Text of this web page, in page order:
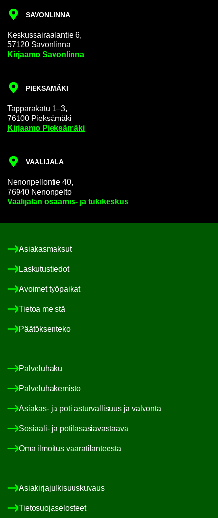
SA­VON­LIN­NA
Kes­kus­sai­raa­lan­tie 6,
57120 Sa­von­lin­na
Kir­jaa­mo Sa­von­lin­na
PIEK­SA­MÄ­KI
Tap­pa­ra­ka­tu 1–3,
76100 Piek­sä­mä­ki
Kir­jaa­mo Piek­sä­mä­ki
VAA­LI­JA­LA
Ne­non­pel­lon­tie 40,
76940 Ne­non­pel­to
Vaa­li­ja­lan osaamis-​ ja tu­ki­kes­kus
Asia­kas­mak­sut
Las­ku­tus­tie­dot
Avoi­met työ­pai­kat
Tie­toa meis­tä
Pää­tök­sen­te­ko
Pal­ve­lu­ha­ku
Pal­ve­lu­ha­ke­mis­to
Asiakas-​ ja po­ti­las­tur­val­li­suus ja val­von­ta
Sosiaali-​ ja po­ti­las­asia­vas­taa­va
Oma il­moi­tus vaa­ra­ti­lan­tees­ta
Asia­kir­ja­jul­ki­suus­ku­vaus
Tie­to­suo­ja­se­los­teet